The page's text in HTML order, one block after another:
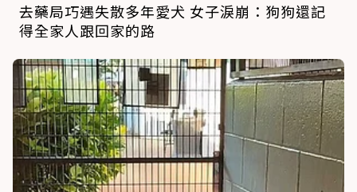
去藥局巧遇失散多年愛犬 女子淚崩：狗狗還記
得全家人跟回家的路